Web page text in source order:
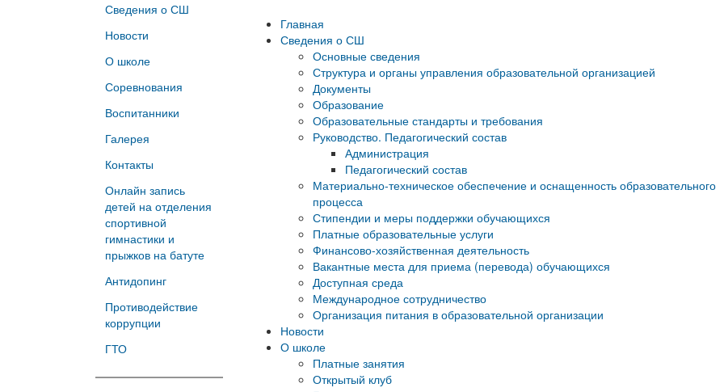
Сведения о СШ
Новости
О школе
Соревнования
Воспитанники
Галерея
Контакты
Онлайн запись
детей на отделения
спортивной
гимнастики и
прыжков на батуте
Антидопинг
Противодействие
коррупции
ГТО
Главная
Сведения о СШ
Основные сведения
Структура и органы управления образовательной организацией
Документы
Образование
Образовательные стандарты и требования
Руководство. Педагогический состав
Администрация
Педагогический состав
Материально-техническое обеспечение и оснащенность образовательного
процесса
Стипендии и меры поддержки обучающихся
Платные образовательные услуги
Финансово-хозяйственная деятельность
Вакантные места для приема (перевода) обучающихся
Доступная среда
Международное сотрудничество
Организация питания в образовательной организации
Новости
О школе
Платные занятия
Открытый клуб